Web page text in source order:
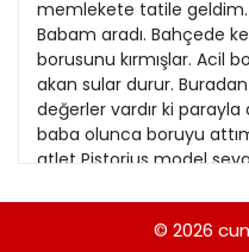
Turizm Eki
Yerel Yönetimler
1983
1982
1981
1980
28
29
30
20
21
22
23
memlekete tatile geldim.
Babam aradı. Bahçede
borusunu kırmışlar. Acil
akan sular durur.
değerler vardır ki parayla
baba olunca boruyu
atlet Pistorius model
Pretoria davası başladı.
yapıldı. 30 Haziran:
© 2026